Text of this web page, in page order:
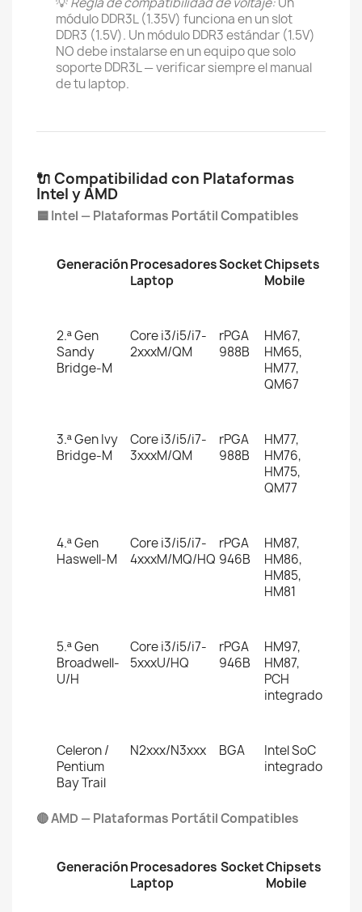
módulo DDR3L (1.35V) funciona en un slot
DDR3 (1.5V). Un módulo DDR3 estándar (1.5V)
NO debe instalarse en un equipo que solo
soporte DDR3L — verificar siempre el manual
de tu laptop.
🔌 Compatibilidad con Plataformas
Intel y AMD
🟦 Intel — Plataformas Portátil Compatibles
GeneraciónProcesadores
Laptop
SocketChipsets
Mobile
2.ª Gen
Sandy
Bridge-M
Core i3/i5/i7-
2xxxM/QM
rPGA
988B
HM67,
HM65,
HM77,
QM67
3.ª Gen Ivy
Bridge-M
Core i3/i5/i7-
3xxxM/QM
rPGA
988B
HM77,
HM76,
HM75,
QM77
4.ª Gen
Haswell-M
Core i3/i5/i7-
4xxxM/MQ/HQ
rPGA
946B
HM87,
HM86,
HM85,
HM81
5.ª Gen
Broadwell-
U/H
Core i3/i5/i7-
5xxxU/HQ
rPGA
946B
HM97,
HM87,
PCH
integrado
Celeron /
Pentium
Bay Trail
N2xxx/N3xxx BGA
Intel SoC
integrado
🔴 AMD — Plataformas Portátil Compatibles
GeneraciónProcesadores
Laptop
SocketChipsets
Mobile